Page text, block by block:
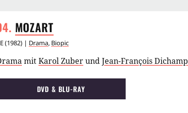
MOZART
(1982) | Drama, Biopic
mitKarol ZuberundJean-François Dichamp
DVD & BLU-RAY